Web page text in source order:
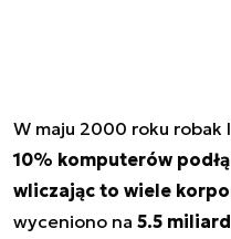
W maju 2000 roku robak
10% komputerów
wliczając to wiele
wyceniono na 5.5